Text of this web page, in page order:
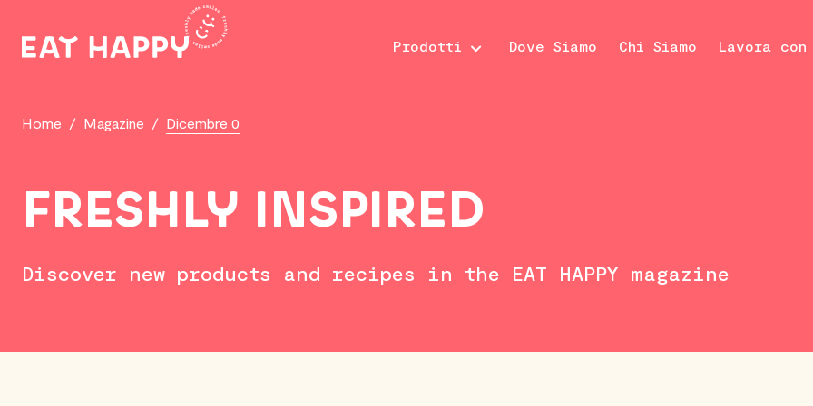
MAIN
Prodotti Dove Siamo Chi Siamo Lavora
Home / Magazine / Dicembre 0
FRESHLY INSPIRED
Discover new products and recipes in the EAT HAPPY magazine